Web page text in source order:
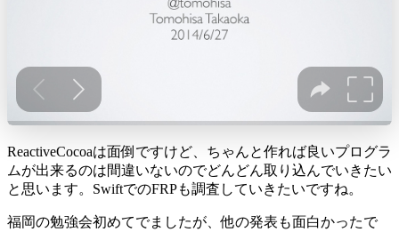
ReactiveCocoaは面倒ですけど、ちゃんと作れば良いプログラ
ムが出来るのは間違いないのでどんどん取り込んでいきたい
と思います。SwiftでのFRPも調査していきたいですね。
福岡の勉強会初めてでましたが、他の発表も面白かったで